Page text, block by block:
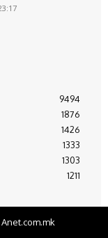
9494
1876
1426
1333
1303
1211